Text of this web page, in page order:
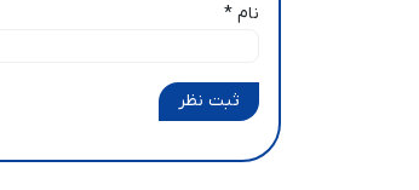
نام *
ثبت نظر